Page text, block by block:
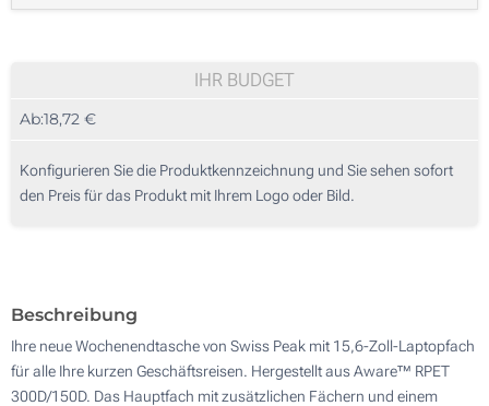
Digitaler Transferdruck in Vollfarbe (Vorderseite)
10
50
IHR BUDGET
Ab:18,72 €
Konfigurieren Sie die Produktkennzeichnung und Sie sehen sofort
den Preis für das Produkt mit Ihrem Logo oder Bild.
Beschreibung
Ihre neue Wochenendtasche von Swiss Peak mit 15,6-Zoll-Laptopfach
für alle Ihre kurzen Geschäftsreisen. Hergestellt aus Aware™ RPET
300D/150D. Das Hauptfach mit zusätzlichen Fächern und einem